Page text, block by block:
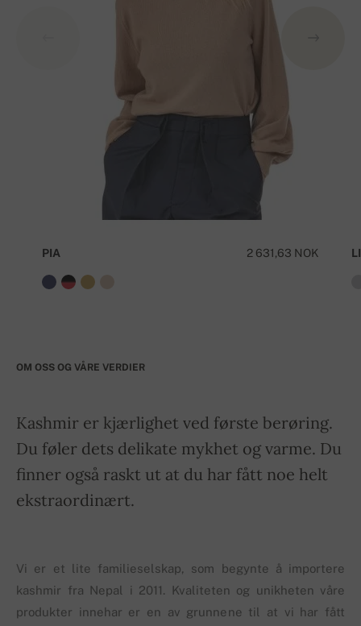
2 631,63 NOK
PIA
OM OSS OG VÅRE VERDIER
Kashmir er kjærlighet ved første berøring.
Du føler dets delikate mykhet og varme. Du
finner også raskt ut at du har fått noe helt
ekstraordinært.
Vi er et lite familieselskap, som begynte å importere
kashmir fra Nepal i 2011. Kvaliteten og unikheten våre
produkter innehar er en av grunnene til at vi har fått